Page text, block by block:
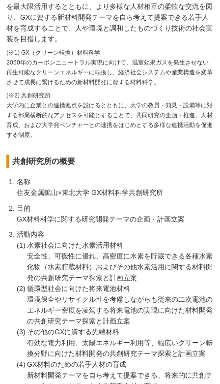
を最大限活用するとともに、より多様な人材相互の柔軟な交流を図
り、GXに資する新材料開発テーマを自ら考えて提案できる若手人
材を育成することで、人や環境と調和したものづくり技術の社会実
装を目指します。
(※1) GX（グリーン転換）材料科学
2050年のカーボンニュートラル実現に向けて、温室効果ガスを発生させない
再生可能なクリーンエネルギーに転換し、経済社会システムや産業構造を変革
させて成長に繋げるための新材料開発に資する材料科学。
(※2) 共創研究所
大学内に企業との連携拠点を設けるとともに、大学の教員・知見・設備等に対
する部局横断的なアクセスを可能とすることで、共同研究の企画・推進、人材
育成、および大学発ベンチャーとの連携をはじめとする多様な連携活動を促進
する制度。
共創研究所の概要
名称
住友金属鉱山×東北大学 GX材料科学共創研究所
目的
GX材料科学に関する研究開発テーマの企画・計画立案
活動内容
水素社会に向けた水素活用材料
安全性、可搬性に優れ、高密度に水素を貯蔵できる各種水素
化物（水素貯蔵材料）およびその他水素活用に関する材料開
発の共創研究テーマ探索と計画立案
循環型社会に向けた将来電池材料
環境保全やリサイクル性を考慮しながらも従来の二次電池の
エネルギー密度を凌駕する将来電池の実現に向けた材料開発
の共創研究テーマ探索と計画立案
その他のGXに資する先端材料
有効な電力利用、太陽エネルギー利用等、幅広いグリーン転
換分野に向けた材料開発の共創研究テーマ探索と計画立案
GX材料のための若手人材の育成
新材料開発テーマを自ら考えて提案できる、将来的に共創テ